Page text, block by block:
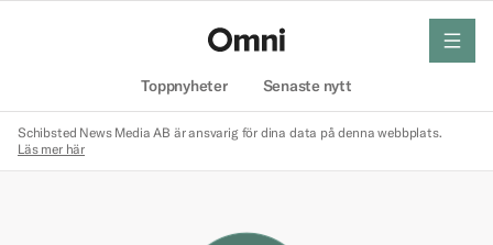
Toppnyheter Senaste nytt
meny
Schibsted News Media AB är ansvarig för dina data på denna webbplats.
Läs mer här